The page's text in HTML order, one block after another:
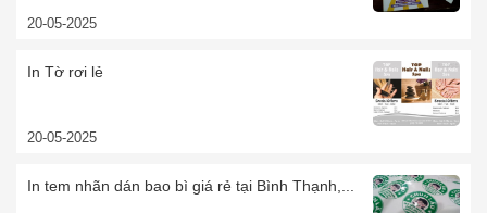
20-05-2025
In Tờ rơi lẻ
20-05-2025
In tem nhãn dán bao bì giá rẻ tại Bình Thạnh,...